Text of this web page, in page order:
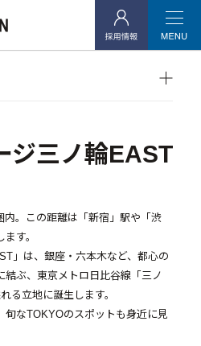
方へ
強み
ジ三ノ輪EAST
内。この距離は「新宿」駅や「渋
す。
」は、銀座・六本木など、都心の
ぶ、東京メトロ日比谷線「三ノ
る立地に誕生します。
旬なTOKYOのスポットも身近に見